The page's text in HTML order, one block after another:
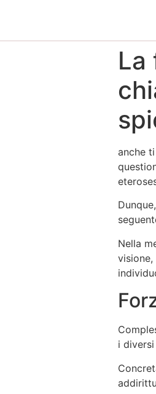
La
anche
Nella
i